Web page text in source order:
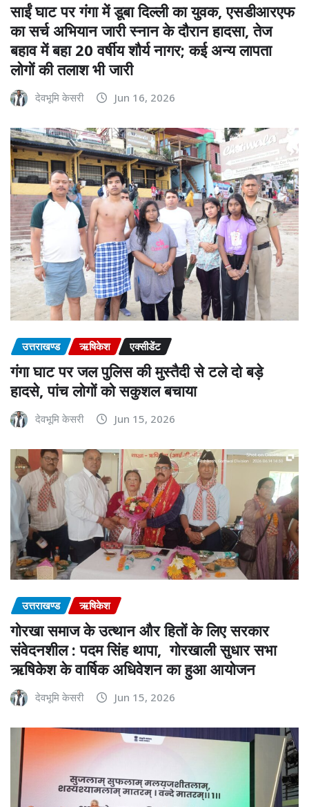
साईं घाट पर गंगा में डूबा दिल्ली का युवक, एसडीआरएफ
का सर्च अभियान जारी स्नान के दौरान हादसा, तेज
बहाव में बहा 20 वर्षीय शौर्य नागर; कई अन्य लापता
लोगों की तलाश भी जारी
देवभूमि केसरी Jun 16, 2026
उत्तराखण्ड ऋषिकेश एक्सीडेंट
गंगा घाट पर जल पुलिस की मुस्तैदी से टले दो बड़े
हादसे, पांच लोगों को सकुशल बचाया
देवभूमि केसरी Jun 15, 2026
उत्तराखण्ड ऋषिकेश
गोरखा समाज के उत्थान और हितों के लिए सरकार
संवेदनशील : पदम सिंह थापा, गोरखाली सुधार सभा
ऋषिकेश के वार्षिक अधिवेशन का हुआ आयोजन
देवभूमि केसरी Jun 15, 2026